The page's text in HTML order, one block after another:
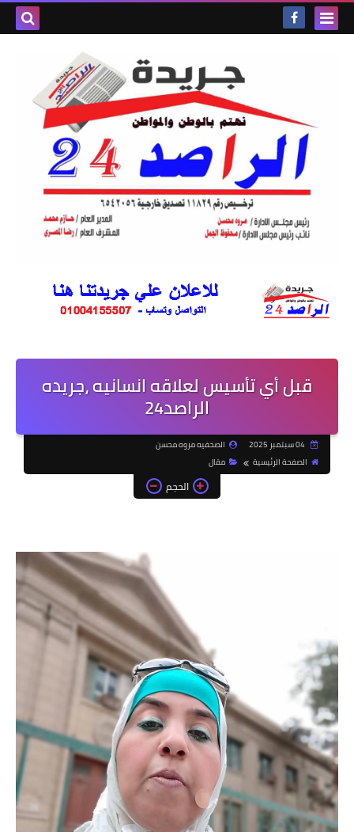
قبل أي تأسيس لعلاقه انسانيه ،جريده
الراصد24
04 سبتمبر 2025
الصحفيه مروه محسن
الصفحة الرئيسية
مقال
الحجم